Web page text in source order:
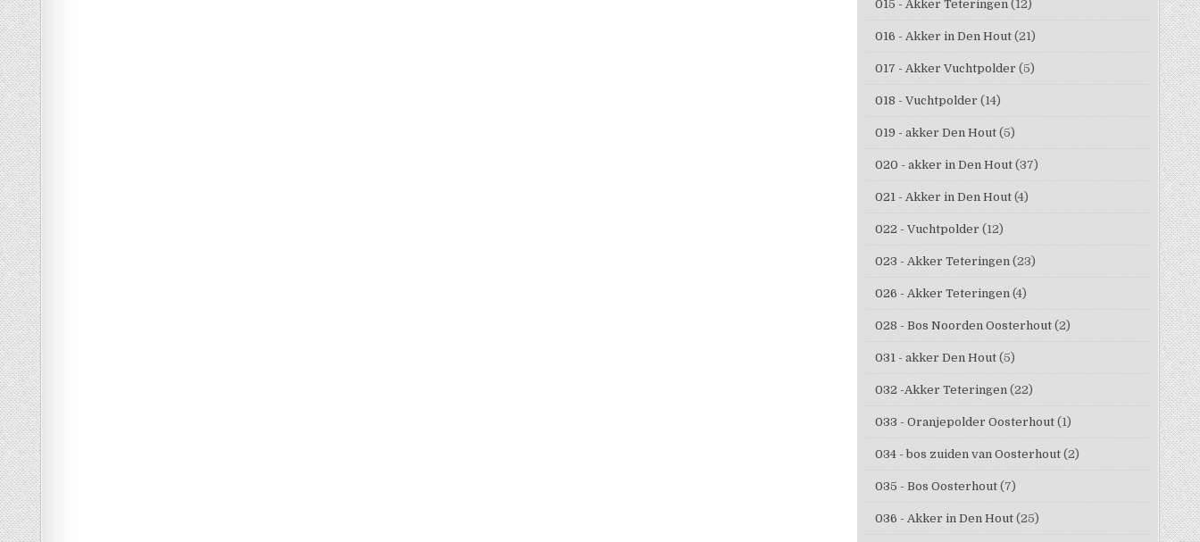
015 - Akker Teteringen (12)
016 - Akker in Den Hout (21)
017 - Akker Vuchtpolder (5)
018 - Vuchtpolder (14)
019 - akker Den Hout (5)
020 - akker in Den Hout (37)
021 - Akker in Den Hout (4)
022 - Vuchtpolder (12)
023 - Akker Teteringen (23)
026 - Akker Teteringen (4)
028 - Bos Noorden Oosterhout (2)
031 - akker Den Hout (5)
032 -Akker Teteringen (22)
033 - Oranjepolder Oosterhout (1)
034 - bos zuiden van Oosterhout (2)
035 - Bos Oosterhout (7)
036 - Akker in Den Hout (25)